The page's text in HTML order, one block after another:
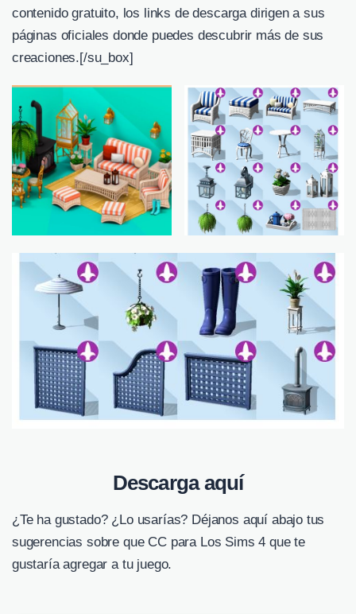
contenido gratuito, los links de descarga dirigen a sus
páginas oficiales donde puedes descubrir más de sus
creaciones.[/su_box]
Descarga aquí
¿Te ha gustado? ¿Lo usarías? Déjanos aquí abajo tus
sugerencias sobre que CC para Los Sims 4 que te
gustaría agregar a tu juego.